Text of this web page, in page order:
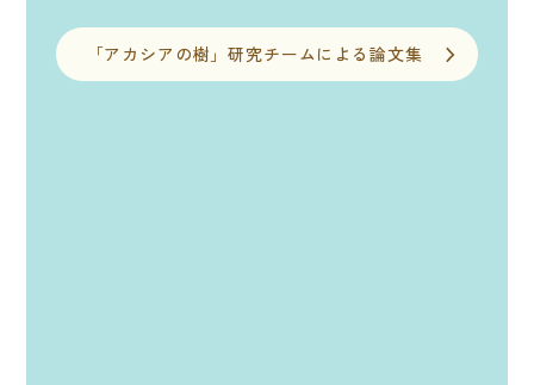
「アカシアの樹」研究チームによる論文集